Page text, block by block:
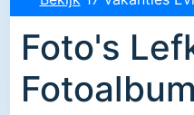
Foto's
Fotoalbum